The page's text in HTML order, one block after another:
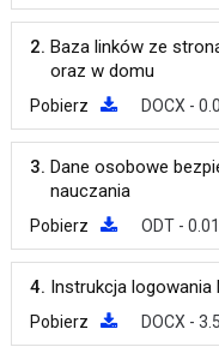
2. Baza linków ze
oraz w domu
Pobierz DOCX -
3. Dane osobowe
nauczania
Pobierz ODT -
4. Instrukcja
Pobierz DOCX -